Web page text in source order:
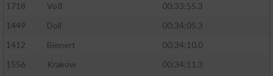
1718
Voß
00:33:55.3
1449
Doll
00:34:05.3
1412
Bienert
00:34:10.0
1556
Krakow
00:34:11.3